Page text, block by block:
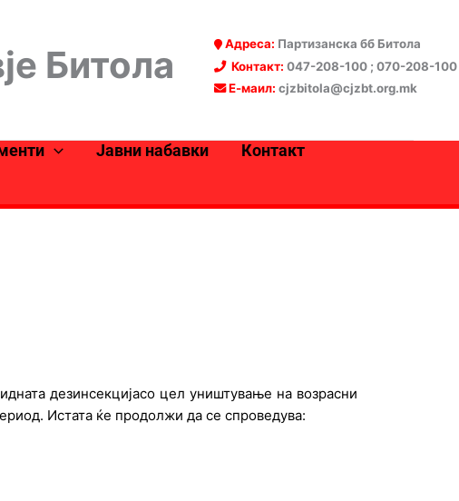
Битола Адреса: Партизанска бб Битола
Контакт: 047-208-100 ; 070-208-100
Е-маил: cjzbitola@cjzbt.org.mk
Јавни набавки Контакт
дезинсекцијасо цел уништување на возрасни
Истата ќе продолжи да се спроведува: